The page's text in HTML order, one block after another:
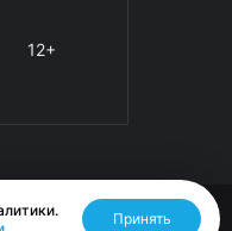
12+
Принять